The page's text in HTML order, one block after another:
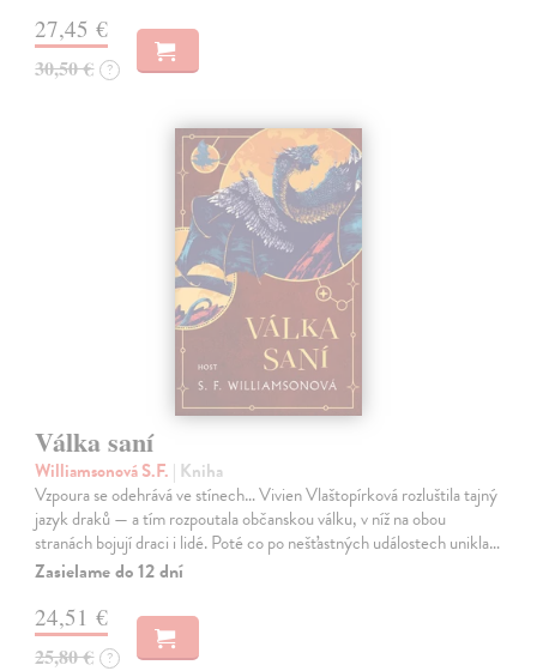
27,45 €
30,50 € ?
Válka saní
Williamsonová S.F. | Kniha
Vzpoura se odehrává ve stínech… Vivien Vlaštopírková rozluštila tajný
jazyk draků — a tím rozpoutala občanskou válku, v níž na obou
stranách bojují draci i lidé. Poté co po nešťastných událostech unikla…
Zasielame do 12 dní
24,51 €
25,80 € ?